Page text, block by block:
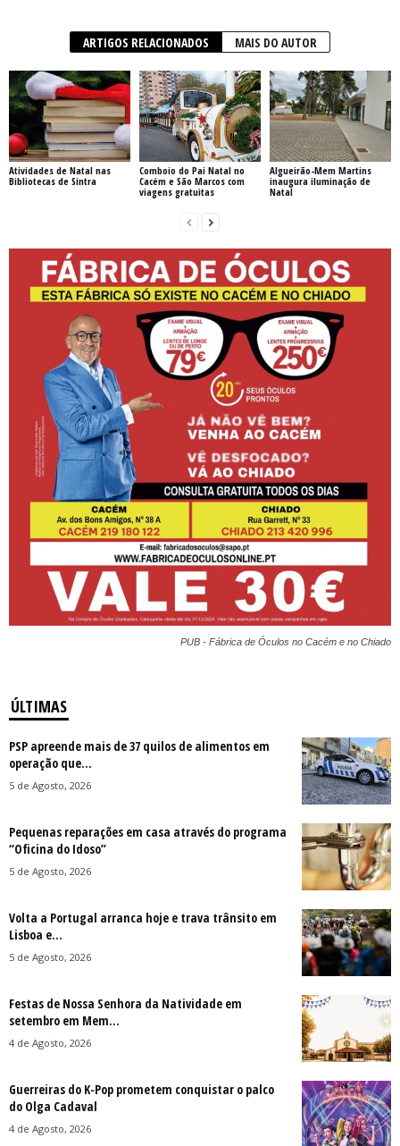
ARTIGOS RELACIONADOS MAIS DO AUTOR
Atividades de Natal nas
Bibliotecas de Sintra
Comboio do Pai Natal no
Cacém e São Marcos com
viagens gratuitas
Algueirão-Mem Martins
inaugura iluminação de
Natal
PUB - Fábrica de Óculos no Cacém e no Chiado
ÚLTIMAS
PSP apreende mais de 37 quilos de alimentos em
operação que...
5 de Agosto, 2026
Pequenas reparações em casa através do programa
“Oficina do Idoso”
5 de Agosto, 2026
Volta a Portugal arranca hoje e trava trânsito em
Lisboa e...
5 de Agosto, 2026
Festas de Nossa Senhora da Natividade em
setembro em Mem...
4 de Agosto, 2026
Guerreiras do K-Pop prometem conquistar o palco
do Olga Cadaval
4 de Agosto, 2026